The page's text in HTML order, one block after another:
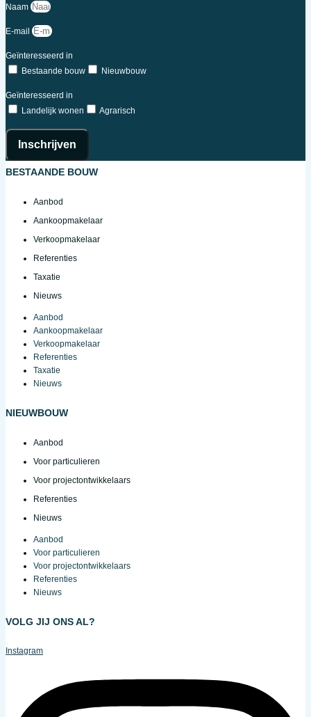
Naam
E-mail
Geïnteresseerd in
Bestaande bouw
Nieuwbouw
Geïnteresseerd in
Landelijk wonen
Agrarisch
Inschrijven
BESTAANDE BOUW
Aanbod
Aankoopmakelaar
Verkoopmakelaar
Referenties
Taxatie
Nieuws
Aanbod
Aankoopmakelaar
Verkoopmakelaar
Referenties
Taxatie
Nieuws
NIEUWBOUW
Aanbod
Voor particulieren
Voor projectontwikkelaars
Referenties
Nieuws
Aanbod
Voor particulieren
Voor projectontwikkelaars
Referenties
Nieuws
VOLG JIJ ONS AL?
Instagram